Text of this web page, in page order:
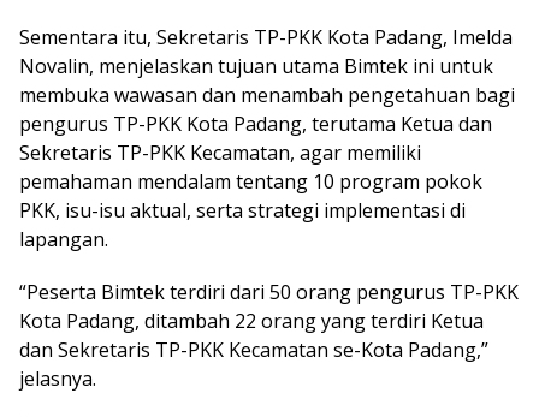
Sementara itu, Sekretaris TP-PKK Kota Padang, Imelda
Novalin, menjelaskan tujuan utama Bimtek ini untuk
membuka wawasan dan menambah pengetahuan bagi
pengurus TP-PKK Kota Padang, terutama Ketua dan
Sekretaris TP-PKK Kecamatan, agar memiliki
pemahaman mendalam tentang 10 program pokok
PKK, isu-isu aktual, serta strategi implementasi di
lapangan.
“Peserta Bimtek terdiri dari 50 orang pengurus TP-PKK
Kota Padang, ditambah 22 orang yang terdiri Ketua
dan Sekretaris TP-PKK Kecamatan se-Kota Padang,”
jelasnya.